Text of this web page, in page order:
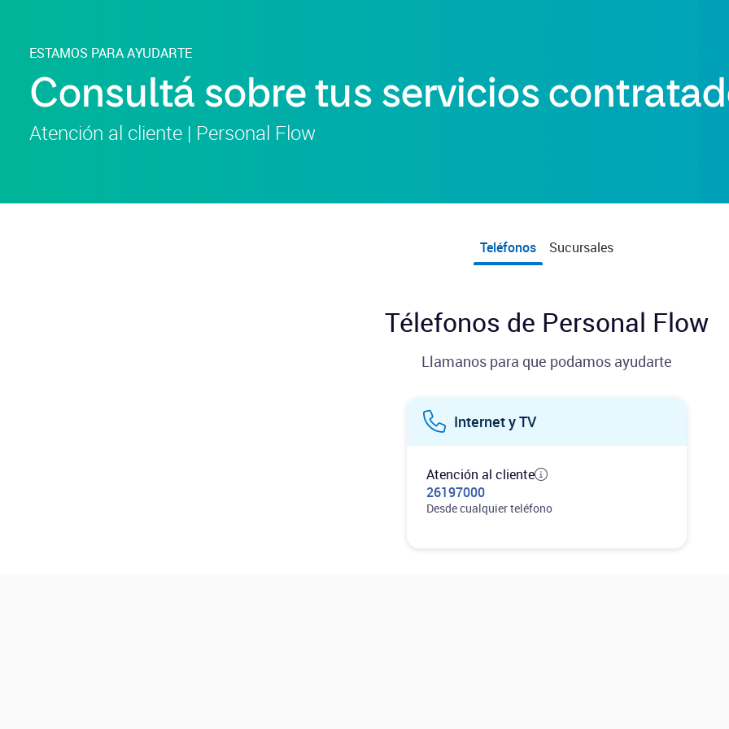
ESTAMOS PARA AYUDARTE
Consultá sobre tus servicios
Atención al cliente | Personal Flow
Teléfonos Sucursales
Télefonos de Personal Flow
Llamanos para que podamos ayudarte
Internet y TV
Atención al cliente
26197000
Desde cualquier teléfono